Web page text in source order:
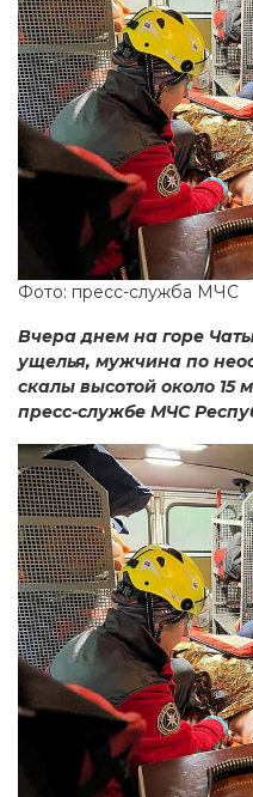
Фото: пресс-служба МЧС
Вчера днем на горе
ущелья, мужчина по
скалы высотой около 15
пресс-службе МЧС